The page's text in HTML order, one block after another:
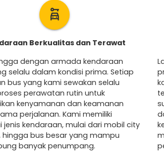
car_rental
Berkualitas dan Terawat
dengan armada kendaraan
selalu dalam kondisi prima. Setiap
bus yang kami sewakan selalu
perawatan rutin untuk
kenyamanan dan keamanan
perjalanan. Kami memiliki
jenis kendaraan, mulai dari mobil city
hingga bus besar yang mampu
banyak penumpang.